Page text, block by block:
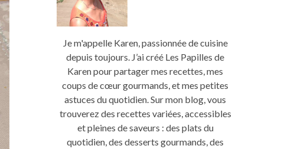
Je m'appelle Karen, passionnée de cuisine
depuis toujours. J’ai créé Les Papilles de
Karen pour partager mes recettes, mes
coups de cœur gourmands, et mes petites
astuces du quotidien. Sur mon blog, vous
trouverez des recettes variées, accessibles
et pleines de saveurs : des plats du
quotidien, des desserts gourmands, des